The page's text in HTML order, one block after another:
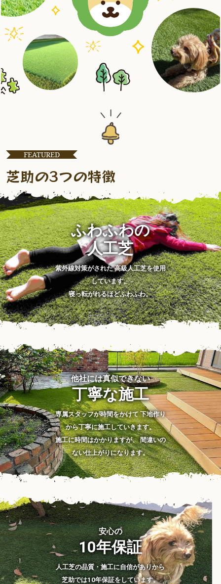
FEATURED
芝助の3つの特徴
ふわふわの
人工芝
紫外線対策がされた 高級人工芝を使用
しています。
寝っ転がれるほどふわふわ。
他社には真似できない
丁寧な施工
専属スタッフが時間をかけて 下地作り
から丁寧に施工していきます。
施工に時間はかかりますが、 間違いの
ない仕上がりになります。
安心の
10年保証
人工芝の品質・施工に自信がありから
芝助では10年保証をしています。